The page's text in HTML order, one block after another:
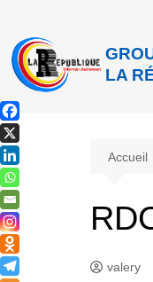
LA
Accueil
valery